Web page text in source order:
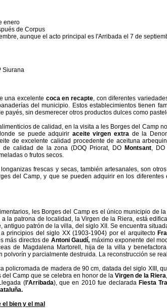
enero
de Corpus
aunque el acto principal es l'Arribada el 7 de
Siurana
una excelente coca en recapte, con diferentes
del municipio. Estos establecimientos tienen
payés, sin desmerecer otros productos dulces como
de calidad, en la visita a les Borges del Camp
se puede adquirir aceite virgen extra de la
de excelente calidad procedente de aceituna
calidad de la zona (DOQ Priorat, DO Montsant,
o frutos secos.
frescas y secas, también artesanales, son
del Camp, y que se pueden adquirir en los diferentes
les Borges del Camp es el único municipio de
a la patrona de localidad, la Virgen de la Riera, está
antiguo patrón de la villa, del siglo XII. Se encuentra
principios del siglo XX (1903-1904) por el arquitecto
más directos de Antoni Gaudí, máximo exponente del
de Magdalena Martorell, hija de la villa y
polvorín y parcialmente destruida. La reconstrucción se
policromada de madera de 90 cm, datada del siglo XIII,
Camp que se celebra en honor de la Virgen de la Riera
(l’Arribada), que en 2010 fue declarada Fiesta
bien y el mal